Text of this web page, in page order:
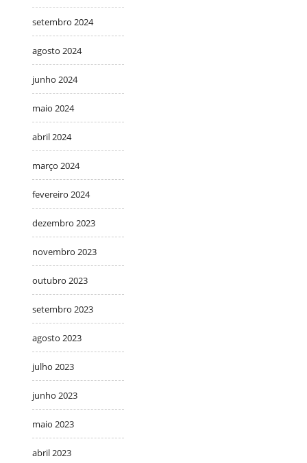
setembro 2024
agosto 2024
junho 2024
maio 2024
abril 2024
março 2024
fevereiro 2024
dezembro 2023
novembro 2023
outubro 2023
setembro 2023
agosto 2023
julho 2023
junho 2023
maio 2023
abril 2023